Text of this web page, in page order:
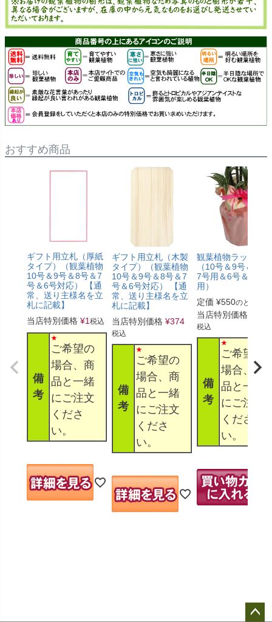
おすすめ商品
ギフト用立札（厚紙
タイプ）（観葉植物
10号＆9号＆8号＆7
号＆6号対応） 【通
常、送り主様名を立
札に記載】
当店特別価格 ¥1税込
備
考
ご希望の
場合、商
品と一緒
にご注文
くださ
い。
ギフト用立札（木製
タイプ）（観葉植物
10号＆9号＆8号＆7
号＆6号対応） 【通
常、送り主様名を立
札に記載】
当店特別価格 ¥374
税込
備
考
ご希望の
場合、商
品と一緒
にご注文
くださ
い。
観葉植物ラッピン
（10号＆9号＆8号
7号用＆6号＆5号
用）
定価 ¥550のところ
当店特別価格
税込
備
考
ご希望の
場合、商
品と一緒
にご注文
くださ
い。